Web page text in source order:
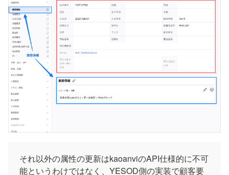
それ以外の属性の更新はkaoanviのAPI仕様的に不可
能というわけではなく、YESOD側の実装で顧客要